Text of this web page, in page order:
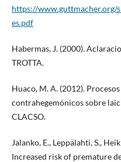
https://
es.pdf
Habermas, J. (2000).
TROTTA.
Huaco, M. A. (2012).
contrahegemónicos sobre
CLACSO.
Jalanko, E., Leppälahti, S.,
Increased risk of premature